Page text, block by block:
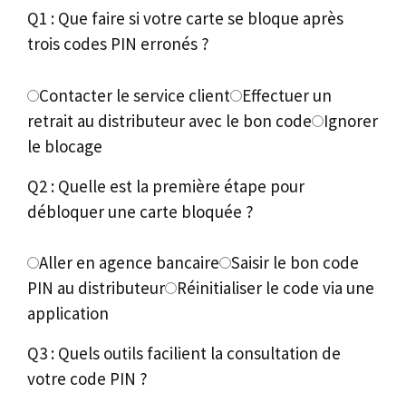
Q1 : Que faire si votre carte se bloque après
trois codes PIN erronés ?
Contacter le service client
Effectuer un
retrait au distributeur avec le bon code
Ignorer
le blocage
Q2 : Quelle est la première étape pour
débloquer une carte bloquée ?
Aller en agence bancaire Saisir le bon code
PIN au distributeur
Réinitialiser le code via une
application
Q3 : Quels outils facilient la consultation de
votre code PIN ?